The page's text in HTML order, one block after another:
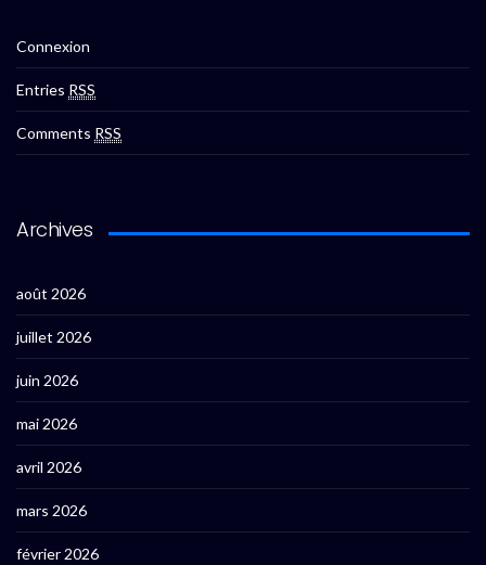
Connexion
Entries RSS
Comments RSS
Archives
août 2026
juillet 2026
juin 2026
mai 2026
avril 2026
mars 2026
février 2026